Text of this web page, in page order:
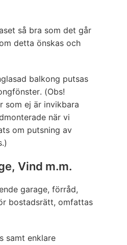
så bra som det går
detta önskas och
balkong putsas
(Obs!
som ej är invikbara
när vi
om putsning av
Vind m.m.
garage, förråd,
bostadsrätt, omfattas
samt enklare